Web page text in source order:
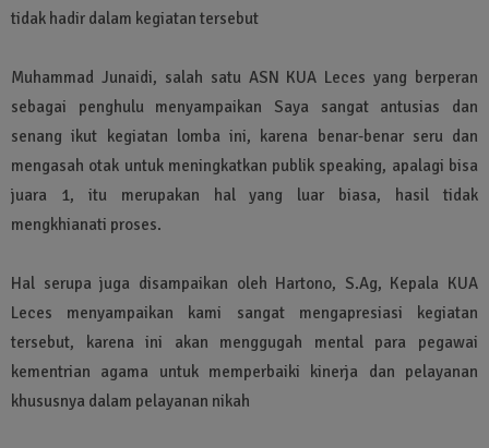
tidak hadir dalam kegiatan tersebut
Muhammad Junaidi, salah satu ASN KUA Leces yang berperan
sebagai penghulu menyampaikan Saya sangat antusias dan
senang ikut kegiatan lomba ini, karena benar-benar seru dan
mengasah otak untuk meningkatkan publik speaking, apalagi bisa
juara 1, itu merupakan hal yang luar biasa, hasil tidak
mengkhianati proses.
Hal serupa juga disampaikan oleh Hartono, S.Ag, Kepala KUA
Leces menyampaikan kami sangat mengapresiasi kegiatan
tersebut, karena ini akan menggugah mental para pegawai
kementrian agama untuk memperbaiki kinerja dan pelayanan
khususnya dalam pelayanan nikah